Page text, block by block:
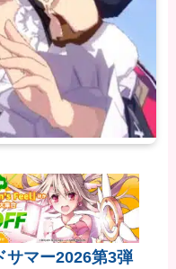
サマー2026第3弾